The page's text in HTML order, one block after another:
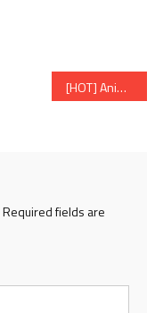
[HOT] Anime Haikyuu phát hành phim mới với 2 phần phim
Required fields are